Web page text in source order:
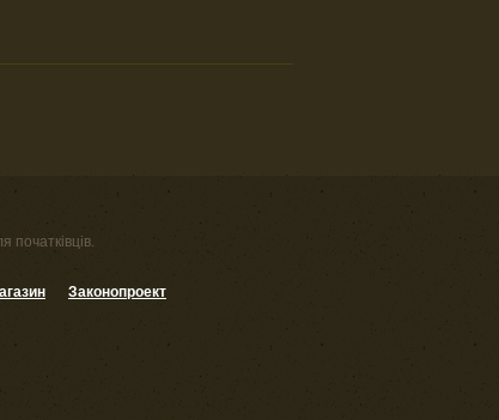
початківців.
Законопроект